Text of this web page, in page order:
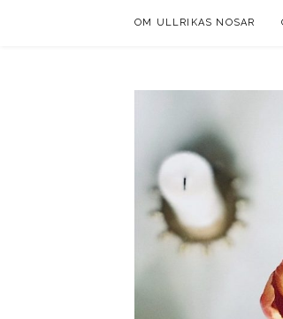
OM ULLRIKAS NOSAR